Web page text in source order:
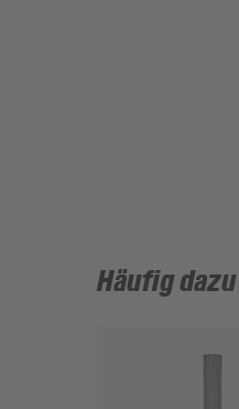
Häufig